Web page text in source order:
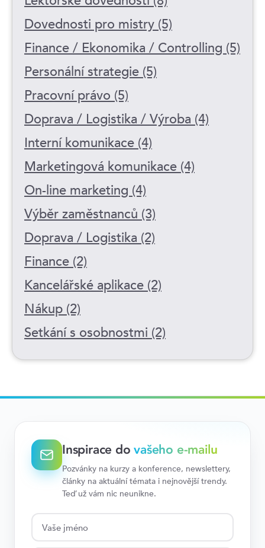
Dovednosti pro mistry (5)
Finance / Ekonomika / Controlling (5)
Personální strategie (5)
Pracovní právo (5)
Doprava / Logistika / Výroba (4)
Interní komunikace (4)
Marketingová komunikace (4)
On-line marketing (4)
Výběr zaměstnanců (3)
Doprava / Logistika (2)
Finance (2)
Kancelářské aplikace (2)
Nákup (2)
Setkání s osobnostmi (2)
Inspirace dovašeho e-mailu
Pozvánky na kurzy a konference, newslettery,
články na aktuální témata i nejnovější trendy.
Teď už vám nic neunikne.